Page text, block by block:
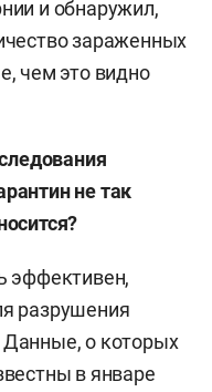
и обнаружил,
зараженных
чем это видно
не так
эффективен,
разрушения
Данные, о которых
в январе